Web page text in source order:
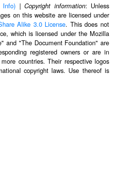
Info) |Copyright information: Unless
on this website are licensed under
Alike 3.0 License. This does not
which is licensed under the Mozilla
and "The Document Foundation" are
registered owners or are in
countries. Their respective logos
copyright laws. Use thereof is